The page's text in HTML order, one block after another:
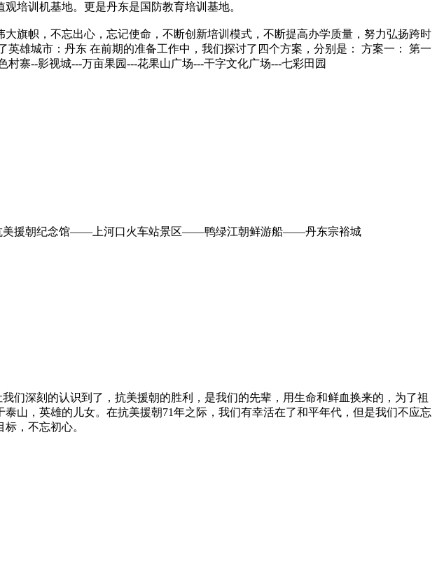
培训机基地。更是丹东是国防教育培训基地。
帜，不忘出心，忘记使命，不断创新培训模式，不断提高办学质量，努力弘扬跨时
雄城市：丹东 在前期的准备工作中，我们探讨了四个方案，分别是： 方案一： 第一
寨--影视城---万亩果园---花果山广场---干字文化广场---七彩田园
纪念馆——上河口火车站景区——鸭绿江朝鲜游船——丹东宗裕城
刻的认识到了，抗美援朝的胜利，是我们的先辈，用生命和鲜血换来的，为了祖
山，英雄的儿女。在抗美援朝71年之际，我们有幸活在了和平年代，但是我们不应忘
，不忘初心。